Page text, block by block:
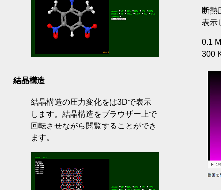
断熱
表示
0.1
300
結晶構造
結晶構造の圧力変化をは3Dで表示
します。結晶構造をブラウザー上で
回転させながら閲覧することができ
ます。